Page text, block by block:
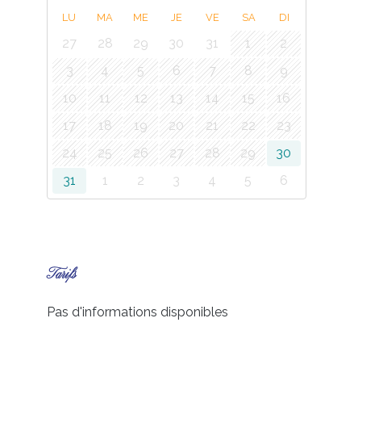
LU MA ME JE VE SA DI
27 28 29 30 31 1
2
3
4 5 6 7 8
9
10
11 12 13 14 15
16
17
18 19 20 21 22
23
24
25 26 27 28 29
30
31
1 2 3 4 5 6
Tarifs
Pas d'informations disponibles